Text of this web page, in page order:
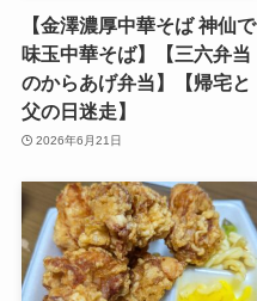
【金澤濃厚中華そば 神仙で
味玉中華そば】【三六弁当
のからあげ弁当】【帰宅と
父の日迷走】
2026年6月21日